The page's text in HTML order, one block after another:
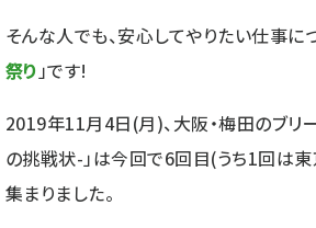
そんな人でも、安心してやりたい仕事に
祭り」です!
2019年11月4日(月)、大阪・梅田のブリ
の挑戦状-」は今回で6回目(うち1回は
集まりました。